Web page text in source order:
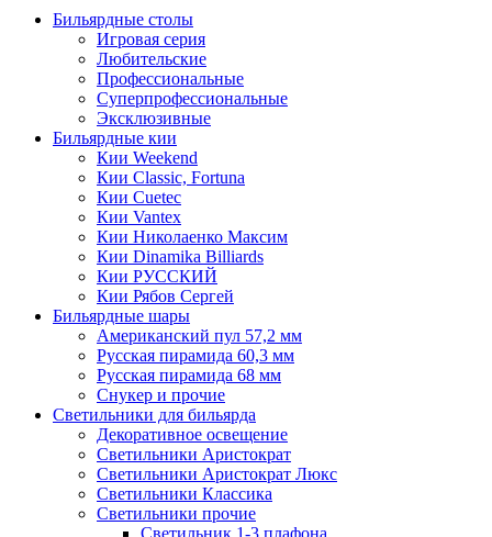
Бильярдные столы
Игровая серия
Любительские
Профессиональные
Суперпрофессиональные
Эксклюзивные
Бильярдные кии
Кии Weekend
Кии Classic, Fortuna
Кии Cuetec
Кии Vantex
Кии Николаенко Максим
Кии Dinamika Billiards
Кии РУССКИЙ
Кии Рябов Сергей
Бильярдные шары
Американский пул 57,2 мм
Русская пирамида 60,3 мм
Русская пирамида 68 мм
Снукер и прочие
Светильники для бильярда
Декоративное освещение
Светильники Аристократ
Светильники Аристократ Люкс
Светильники Классика
Светильники прочие